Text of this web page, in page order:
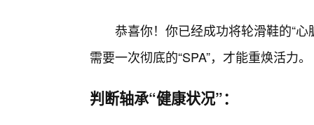
恭喜你！你已经成功将轮滑鞋的“
需要一次彻底的“SPA”，才能重焕活力。
判断轴承“健康状况”：